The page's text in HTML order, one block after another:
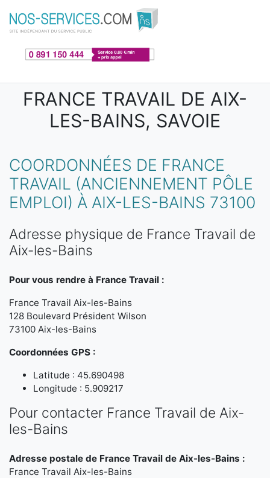
Aller au contenu principal
FRANCE TRAVAIL DE AIX-
LES-BAINS, SAVOIE
COORDONNÉES DE FRANCE
TRAVAIL (ANCIENNEMENT PÔLE
EMPLOI) À AIX-LES-BAINS 73100
Adresse physique de France Travail de
Aix-les-Bains
Pour vous rendre à France Travail :
France Travail Aix-les-Bains
128 Boulevard Président Wilson
73100 Aix-les-Bains
Coordonnées GPS :
Latitude : 45.690498
Longitude : 5.909217
Pour contacter France Travail de Aix-
les-Bains
Adresse postale de France Travail de Aix-les-Bains :
France Travail Aix-les-Bains